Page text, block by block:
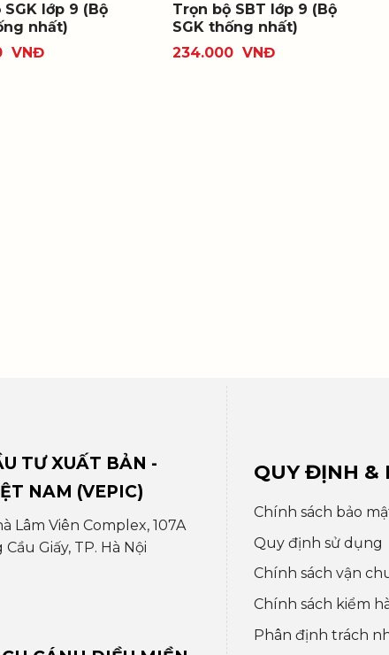
lớp 9 (Bộ
nhất)
VNĐ
Trọn bộ SBT lớp 9 (Bộ
SGK thống nhất)
234.000 VNĐ
TƯ XUẤT BẢN -
NAM (VEPIC)
Lâm Viên Complex, 107A
Giấy, TP. Hà Nội
QUY ĐỊNH &
Chính sách bảo
Quy định sử dụng
Chính sách vận
Chính sách kiểm
Phân định trách